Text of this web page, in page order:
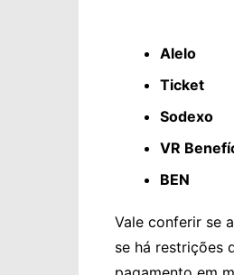
Alelo
Ticket
Sodexo
VR
BEN
Vale conferir se
se há restrições